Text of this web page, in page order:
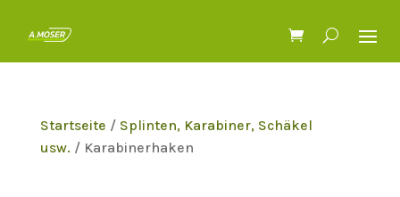
Startseite / Splinten, Karabiner, Schäkel
usw. / Karabinerhaken